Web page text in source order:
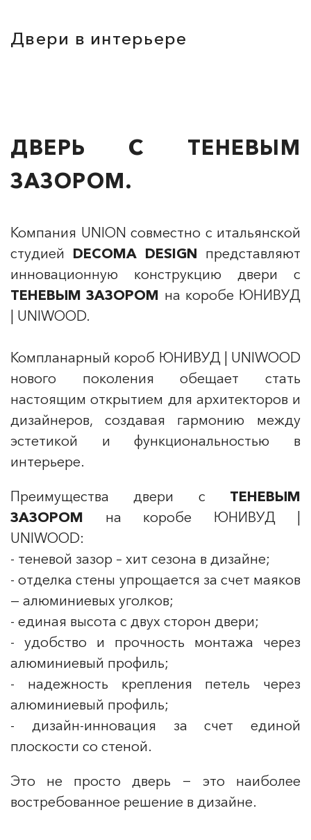
Двери в интерьере
ДВЕРЬ С ТЕНЕВЫМ
ЗАЗОРОМ.
Компания UNION совместно с итальянской
студией DECOMA DESIGN представляют
инновационную конструкцию двери с
ТЕНЕВЫМ ЗАЗОРОМ на коробе ЮНИВУД
| UNIWOOD.
Компланарный короб ЮНИВУД | UNIWOOD
нового поколения обещает стать
настоящим открытием для архитекторов и
дизайнеров, создавая гармонию между
эстетикой и функциональностью в
интерьере.
Преимущества двери с ТЕНЕВЫМ
ЗАЗОРОМ на коробе ЮНИВУД |
UNIWOOD:
- теневой зазор – хит сезона в дизайне;
- отделка стены упрощается за счет маяков
— алюминиевых уголков;
- единая высота с двух сторон двери;
- удобство и прочность монтажа через
алюминиевый профиль;
- надежность крепления петель через
алюминиевый профиль;
- дизайн-инновация за счет единой
плоскости со стеной.
Это не просто дверь − это наиболее
востребованное решение в дизайне.